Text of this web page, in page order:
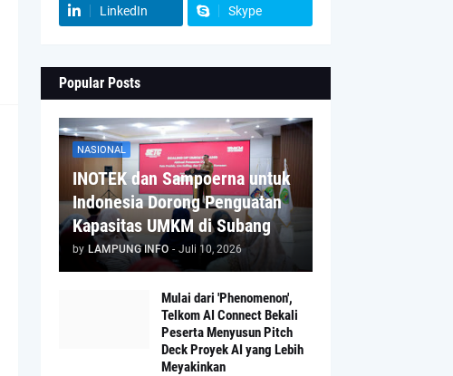
LinkedIn Skype
Popular Posts
NASIONAL
INOTEK dan Sampoerna untuk
Indonesia Dorong Penguatan
Kapasitas UMKM di Subang
by LAMPUNG INFO - Juli 10, 2026
Mulai dari 'Phenomenon',
Telkom AI Connect Bekali
Peserta Menyusun Pitch
Deck Proyek AI yang Lebih
Meyakinkan